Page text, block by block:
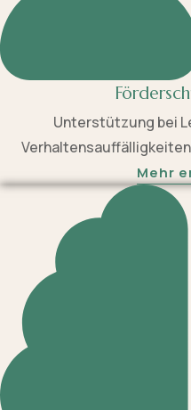
Unterstützung bei
Mehr